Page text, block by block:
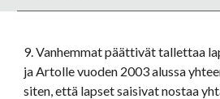
9. Vanhemmat päättivät tallettaa
ja Artolle vuoden 2003 alussa
siten, että lapset saisivat nostaa